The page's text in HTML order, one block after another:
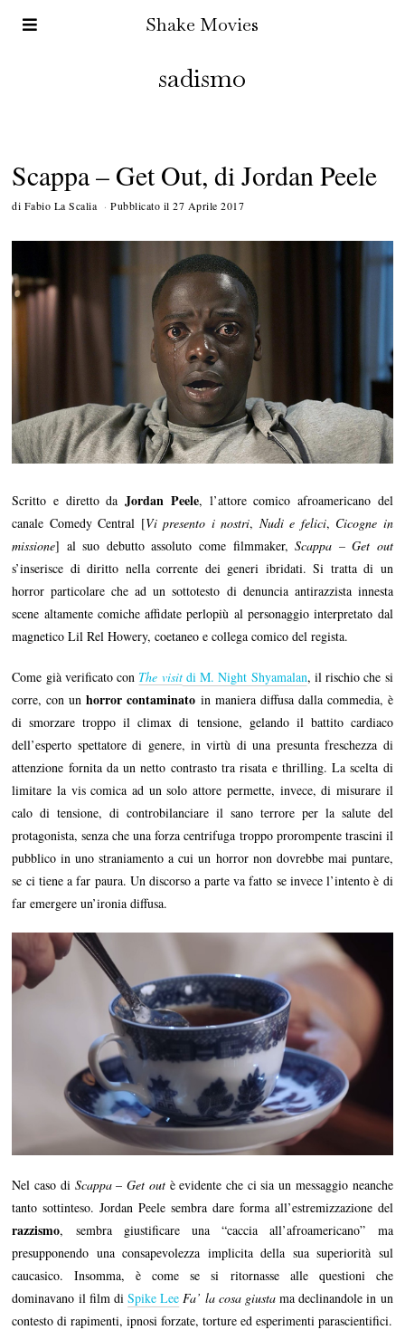
Shake Movies
sadismo
Scappa – Get Out, di Jordan Peele
di Fabio La Scalia Pubblicato il 27 Aprile 2017
Scritto e diretto daJordan Peele, l’attore comico afroamericano del
canale Comedy Central [Vi presento i nostri, Nudi e felici, Cicogne in
missione] al suo debutto assoluto come filmmaker,Scappa – Get out
s’inserisce di diritto nella corrente dei generi ibridati. Si tratta di un
horror particolare che ad un sottotesto di denuncia antirazzista innesta
scene altamente comiche affidate perlopiù al personaggio interpretato dal
magnetico Lil Rel Howery, coetaneo e collega comico del regista.
Come già verificato con The visitdi M. Night Shyamalan, il rischio che si
corre, con unhorror contaminato in maniera diffusa dalla commedia, è
di smorzare troppo il climax di tensione, gelando il battito cardiaco
dell’esperto spettatore di genere, in virtù di una presunta freschezza di
attenzione fornita da un netto contrasto tra risata e thrilling. La scelta di
limitare la vis comica ad un solo attore permette, invece, di misurare il
calo di tensione, di controbilanciare il sano terrore per la salute del
protagonista, senza che una forza centrifuga troppo prorompente trascini il
pubblico in uno straniamento a cui un horror non dovrebbe mai puntare,
se ci tiene a far paura. Un discorso a parte va fatto se invece l’intento è di
far emergere un’ironia diffusa.
Nel caso di Scappa – Get outè evidente che ci sia un messaggio neanche
tanto sottinteso. Jordan Peele sembra dare forma all’estremizzazione del
razzismo, sembra giustificare una “caccia all’afroamericano” ma
presupponendo una consapevolezza implicita della sua superiorità sul
caucasico. Insomma, è come se si ritornasse alle questioni che
dominavano il film diSpike Lee Fa’ la cosa giustama declinandole in un
contesto di rapimenti, ipnosi forzate, torture ed esperimenti parascientifici.